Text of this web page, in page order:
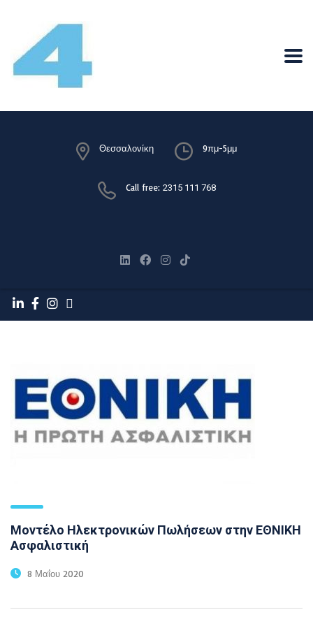
Θεσσαλονίκη 9πμ-5μμ
Call free: 2315 111 768
Μοντέλο Ηλεκτρονικών Πωλήσεων στην ΕΘΝΙΚΗ
Ασφαλιστική
8 Μαΐου 2020